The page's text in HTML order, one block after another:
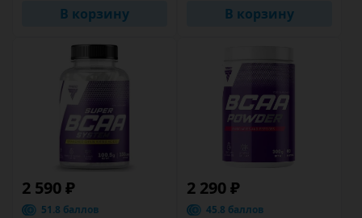
В корзину В корзину
2 590 ₽
51.8 баллов
2 290 ₽
45.8 баллов